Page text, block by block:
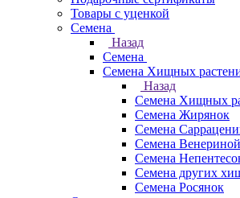
Товары с уценкой
Семена
Назад
Семена
Семена Хищных
Назад
Семена Хищных
Семена Жирянок
Семена
Семена
Семена
Семена других
Семена Росянок